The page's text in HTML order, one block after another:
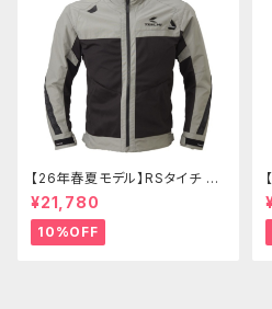
【26年春夏モデル】RSタイチ RS
J345 トルクエアージャケット
¥21,780
10%OFF